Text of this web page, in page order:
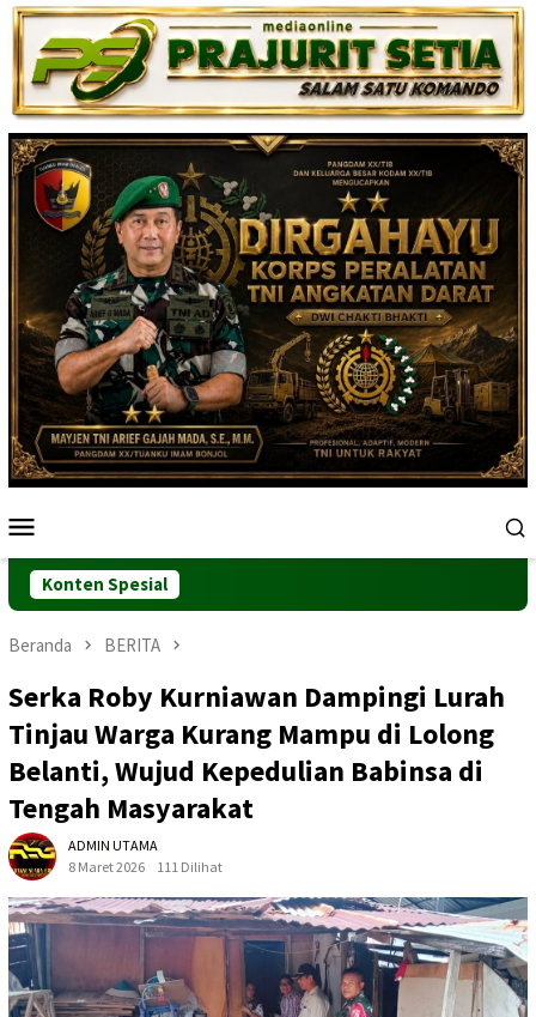
Loncat
ke
konten
Mobile
Konten Spesial
Beranda BERITA
Serka Roby Kurniawan Dampingi Lurah
Tinjau Warga Kurang Mampu di Lolong
Belanti, Wujud Kepedulian Babinsa di
Tengah Masyarakat
ADMIN UTAMA
8 Maret 2026
111 Dilihat